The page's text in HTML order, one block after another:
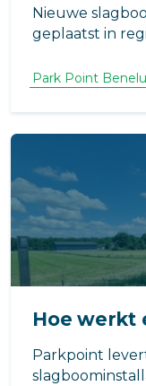
Nieuwe
geplaatst in
verlichting en
Park Point
Hoe werkt
Parkpoint